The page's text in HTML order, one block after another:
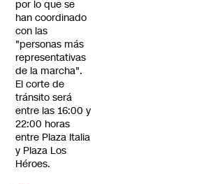
por lo que se
han coordinado
con las
"personas más
representativas
de la marcha".
El corte de
tránsito será
entre las 16:00 y
22:00 horas
entre Plaza Italia
y Plaza Los
Héroes.